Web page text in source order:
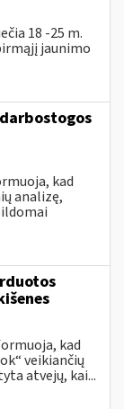
18 -25 m.
jaunimo
kad
analizę,
kad
veikiančių
atvejų, kai...